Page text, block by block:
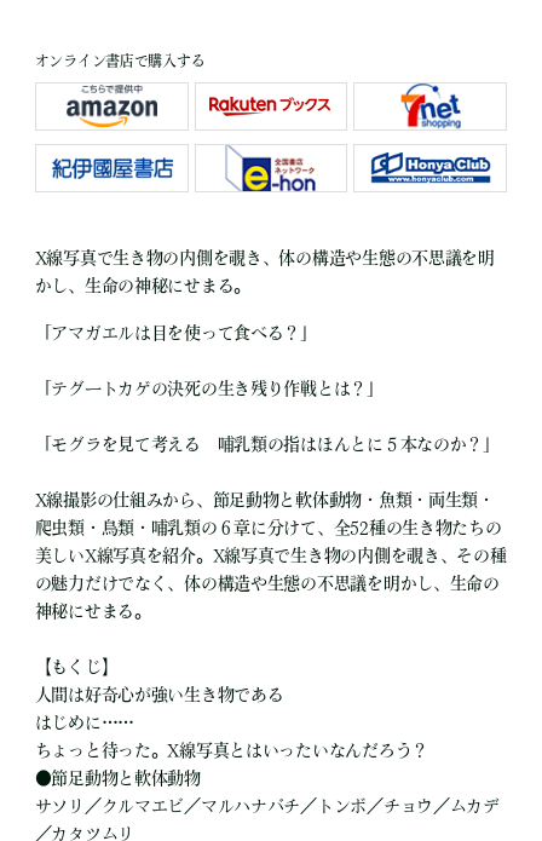
オンライン書店で購入する
X線写真で生き物の内側を覗き、体の構造や生態の不思議を明
かし、生命の神秘にせまる。
「アマガエルは目を使って食べる？」
「テグートカゲの決死の生き残り作戦とは？」
「モグラを見て考える 哺乳類の指はほんとに５本なのか？」
X線撮影の仕組みから、節足動物と軟体動物・魚類・両生類・
爬虫類・鳥類・哺乳類の６章に分けて、全52種の生き物たちの
美しいX線写真を紹介。X線写真で生き物の内側を覗き、その種
の魅力だけでなく、体の構造や生態の不思議を明かし、生命の
神秘にせまる。
【もくじ】
人間は好奇心が強い生き物である
はじめに……
ちょっと待った。X線写真とはいったいなんだろう？
●節足動物と軟体動物
サソリ／クルマエビ／マルハナバチ／トンボ／チョウ／ムカデ
／カタツムリ